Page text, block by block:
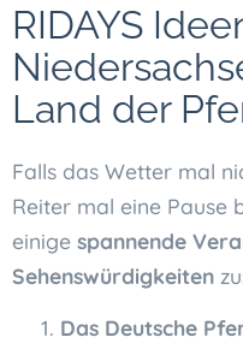
RIDAYS
Land der
Falls das Wetter mal
Reiter mal eine Pause
einige spannende
Sehenswürdigkeiten
Das Deutsche